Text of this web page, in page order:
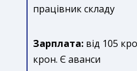
працівник складу
Зарплата: від 105
крон. Є аванси